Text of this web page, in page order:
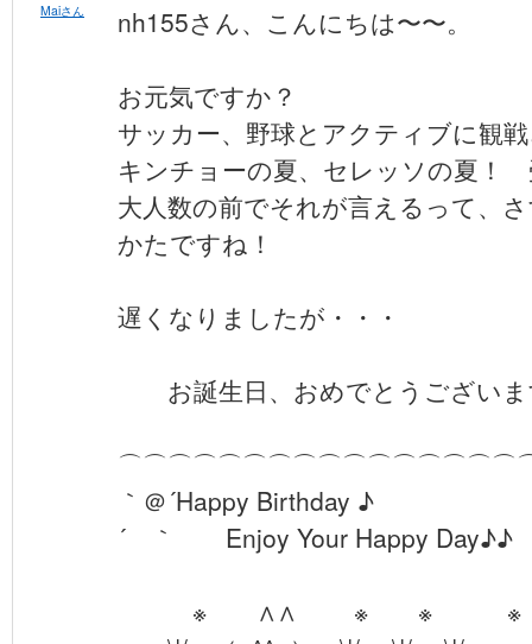
Maiさん nh155さん、こんにちは〜〜。
お元気ですか？
サッカー、野球とアクティブに観
キンチョーの夏、セレッソの夏！
大人数の前でそれが言えるって、
かたですね！
遅くなりましたが・・・
お誕生日、おめでとうござい
｀＠´Happy Birthday ♪
´ ｀ Enjoy Your Happy Day♪♪
※ ∧∧ ※ ※ ※